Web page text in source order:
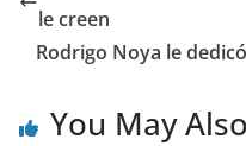
le creen
Rodrigo Noya le
You May